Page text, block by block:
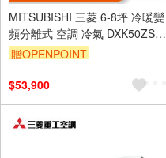
MITSUBISHI 三菱 6-8坪 冷暖變
頻分離式 空調 冷氣 DXK50ZST-
W/DXC50ZST-W
贈OPENPOINT
$53,900